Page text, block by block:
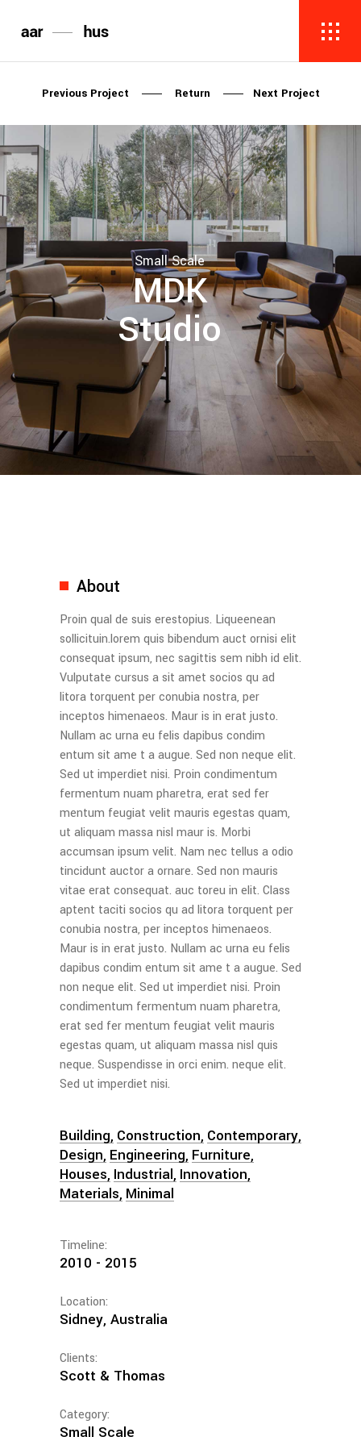
Previous Project Return Next Project
Small Scale
MDK
Studio
About
Proin qual de suis erestopius. Liqueenean
sollicituin.lorem quis bibendum auct ornisi elit
consequat ipsum, nec sagittis sem nibh id elit.
Vulputate cursus a sit amet socios qu ad
litora torquent per conubia nostra, per
inceptos himenaeos. Maur is in erat justo.
Nullam ac urna eu felis dapibus condim
entum sit ame t a augue. Sed non neque elit.
Sed ut imperdiet nisi. Proin condimentum
fermentum nuam pharetra, erat sed fer
mentum feugiat velit mauris egestas quam,
ut aliquam massa nisl maur is. Morbi
accumsan ipsum velit. Nam nec tellus a odio
tincidunt auctor a ornare. Sed non mauris
vitae erat consequat. auc toreu in elit. Class
aptent taciti socios qu ad litora torquent per
conubia nostra, per inceptos himenaeos.
Maur is in erat justo. Nullam ac urna eu felis
dapibus condim entum sit ame t a augue. Sed
non neque elit. Sed ut imperdiet nisi. Proin
condimentum fermentum nuam pharetra,
erat sed fer mentum feugiat velit mauris
egestas quam, ut aliquam massa nisl quis
neque. Suspendisse in orci enim. neque elit.
Sed ut imperdiet nisi.
Building Construction Contemporary
Design Engineering Furniture
Houses Industrial Innovation
Materials Minimal
Timeline:
2010 - 2015
Location:
Sidney, Australia
Clients:
Scott & Thomas
Category:
Small Scale